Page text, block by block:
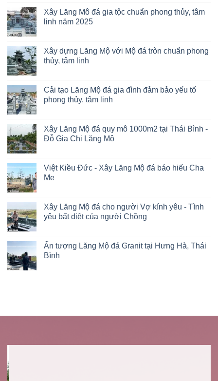
Xây Lăng Mô đá gia tộc chuẩn phong thủy, tâm
linh năm 2025
Xây dựng Lăng Mộ với Mộ đá tròn chuẩn phong
thủy, tâm linh
Cải tạo Lăng Mộ đá gia đình đảm bảo yếu tố
phong thủy, tâm linh
Xây Lăng Mộ đá quy mô 1000m2 tại Thái Bình -
Đỗ Gia Chi Lăng Mộ
Việt Kiều Đức - Xây Lăng Mộ đá báo hiếu Cha
Mẹ
Xây Lăng Mộ đá cho người Vợ kính yêu - Tình
yêu bất diệt của người Chồng
Ấn tượng Lăng Mộ đá Granit tại Hưng Hà, Thái
Bình